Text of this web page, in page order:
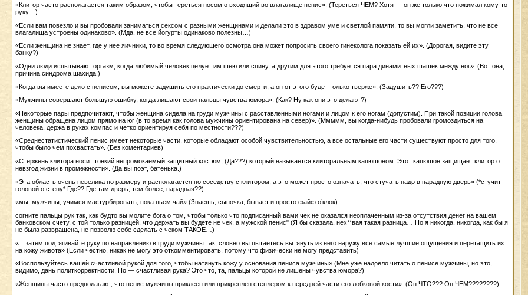
«Клитор часто располагается таким образом, чтобы тереться носом о входящий во влагалище пенис». (Тереться ЧЕМ? Хотя — он же только что пожимал кому-то
руку…)
«Если вам повезло и вы пробовали заниматься сексом с разными женщинами и делали это в здравом уме и светлой памяти, то вы могли заметить, что не все
влагалища устроены одинаково». (Мда, не все йогурты одинаково полезны…)
«Если женщина не знает, где у нее яичники, то во время следующего осмотра она может попросить своего гинеколога показать ей их». (Дорогая, видите эту
банку?)
«Одни люди испытывают оргазм, когда любимый человек целует им шею или спину, а другим для этого требуется пара динамитных шашек между ног». (Вот она,
причина синдрома шахида!)
«Когда вы имеете дело с пенисом, вы можете задушить его практически до смерти, а он от этого будет только тверже». (Задушить?? Его???)
«Мужчины совершают большую ошибку, когда лишают свои пальцы чувства юмора». (Как? Ну как они это делают?)
«Некоторые пары предпочитают, чтобы женщина сидела на груди мужчины с расставленными ногами и лицом к его ногам (допустим). При такой позиции голова
женщины обращена лицом прямо на юг (в то время как голова мужчины ориентирована на север)». (Ммммм, вы когда-нибудь пробовали громоздиться на
человека, держа в руках компас и четко ориентируя себя по местности???)
«Среднестатистический пенис имеет некоторые части, которые обладают особой чувствительностью, а все остальные его части существуют просто для того,
чтобы было чем похвастать». (Без коментариев)
«Стержень клитора носит тонкий непромокаемый защитный костюм, (Да???) который называется клиторальным капюшоном. Этот капюшон защищает клитор от
невзгод жизни в промежности». (Да вы поэт, батенька.)
«Эта область очень невелика по размеру и располагается по соседству с клитором, а это может просто означать, что стучать надо в парадную дверь» (*стучит
головой о стену* Где?? Где там дверь, тем более, парадная??)
«мы, мужчины, учимся мастурбировать, пока пьем чай» (Знаешь, сыночка, бывает и просто файф о’клок)
согните пальцы рук так, как будто вы молите бога о том, чтобы только что подписанный вами чек не оказался неоплаченным из-за отсутствия денег на вашем
банковском счету, с той только разницей, что держать вы будете не чек, а мужской пенис" (Я бы сказала, нех**вая такая разница… Но я никогда, никогда, как бы я
не была развращена, не позволю себе сделать с чеком ТАКОЕ…)
«…затем подтягивайте руку по направлению в груди мужчины так, словно вы пытаетесь вытянуть из него наружу все самые лучшие ощущения и перетащить их
на кожу живота» (Если честно, никак не могу это откомментировать, потому что физически не могу представить)
«Воспользуйтесь вашей счастливой рукой для того, чтобы натянуть кожу у основания пениса мужчины» (Мне уже надоело читать о пенисе мужчины, но это,
видимо, дань политкорректности. Но — счастливая рука? Это что, та, пальцы которой не лишены чувства юмора?)
«Женщины часто предполагают, что пенис мужчины приклеен или прикреплен степлером к передней части его лобковой кости». (Он ЧТО??? Он ЧЕМ????????)